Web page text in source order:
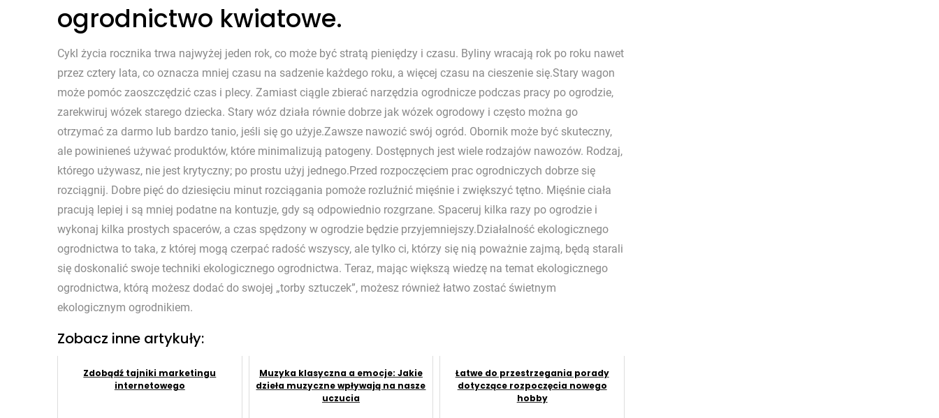
ogrodnictwo kwiatowe.
Cykl życia rocznika trwa najwyżej jeden rok, co może być stratą pieniędzy i czasu. Byliny wracają rok po roku nawet
przez cztery lata, co oznacza mniej czasu na sadzenie każdego roku, a więcej czasu na cieszenie się.Stary wagon
może pomóc zaoszczędzić czas i plecy. Zamiast ciągle zbierać narzędzia ogrodnicze podczas pracy po ogrodzie,
zarekwiruj wózek starego dziecka. Stary wóz działa równie dobrze jak wózek ogrodowy i często można go
otrzymać za darmo lub bardzo tanio, jeśli się go użyje.Zawsze nawozić swój ogród. Obornik może być skuteczny,
ale powinieneś używać produktów, które minimalizują patogeny. Dostępnych jest wiele rodzajów nawozów. Rodzaj,
którego używasz, nie jest krytyczny; po prostu użyj jednego.Przed rozpoczęciem prac ogrodniczych dobrze się
rozciągnij. Dobre pięć do dziesięciu minut rozciągania pomoże rozluźnić mięśnie i zwiększyć tętno. Mięśnie ciała
pracują lepiej i są mniej podatne na kontuzje, gdy są odpowiednio rozgrzane. Spaceruj kilka razy po ogrodzie i
wykonaj kilka prostych spacerów, a czas spędzony w ogrodzie będzie przyjemniejszy.Działalność ekologicznego
ogrodnictwa to taka, z której mogą czerpać radość wszyscy, ale tylko ci, którzy się nią poważnie zajmą, będą starali
się doskonalić swoje techniki ekologicznego ogrodnictwa. Teraz, mając większą wiedzę na temat ekologicznego
ogrodnictwa, którą możesz dodać do swojej „torby sztuczek”, możesz również łatwo zostać świetnym
ekologicznym ogrodnikiem.
Zobacz inne artykuły:
Zdobądź tajniki marketingu
internetowego
Muzyka klasyczna a emocje: Jakie
dzieła muzyczne wpływają na nasze
uczucia
Łatwe do przestrzegania porady
dotyczące rozpoczęcia nowego
hobby